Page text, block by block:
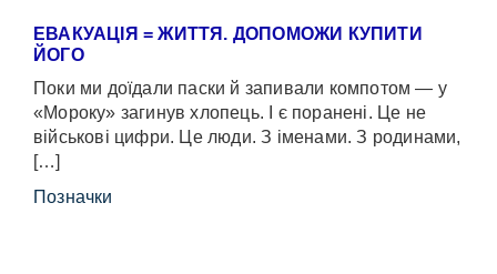
ЕВАКУАЦІЯ = ЖИТТЯ. ДОПОМОЖИ КУПИТИ
ЙОГО
Поки ми доїдали паски й запивали компотом — у
«Мороку» загинув хлопець. І є поранені. Це не
військові цифри. Це люди. З іменами. З родинами,
[…]
Позначки